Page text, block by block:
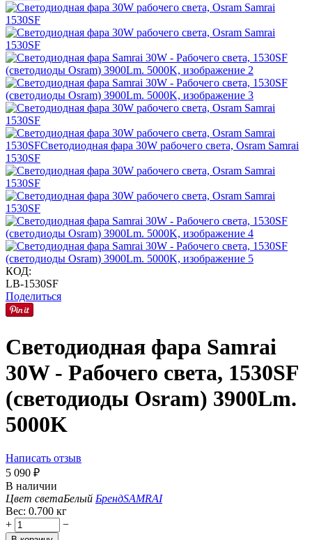
КОД:
LB-1530SF
Поделиться
Светодиодная фара Samrai
30W - Рабочего света, 1530SF
(светодиоды Osram) 3900Lm.
5000K
Написать отзыв
5 090 ₽
В наличии
Цвет светаБелый БрендSAMRAI
Вес: 0.700 кг
+
−